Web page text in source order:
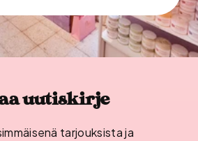
uutiskirje
tarjouksista ja